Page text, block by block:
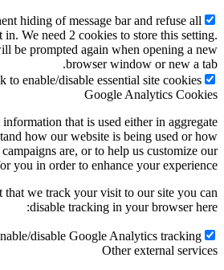
hiding of message bar and refuse
opt in. We need 2 cookies to store this
will be prompted again when opening a
browser window or new a
Click to enable/disable essential site
Google Analytics
information that is used either in
how our website is being used or
campaigns are, or to help us
for you in order to enhance your
that we track your visit to our site you
disable tracking in your browser
to enable/disable Google Analytics
Other external